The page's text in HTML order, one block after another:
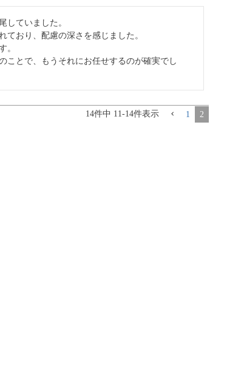
していました。
ており、配慮の深さを感じました。
。
ことで、もうそれにお任せするのが確実でし
14件中 11-14件表示 1 2